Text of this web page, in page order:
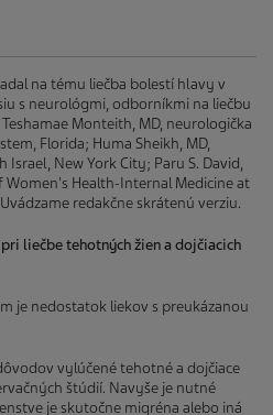
na tému liečba bolestí hlavy v
s neurológmi, odborníkmi na liečbu
Monteith, MD, neurologička
Florida; Huma Sheikh, MD,
New York City; Paru S. David,
Women's Health-Internal Medicine at
redakčne skrátenú verziu.
liečbe tehotných žien a dojčiacich
je nedostatok liekov s preukázanou
vylúčené tehotné a dojčiace
štúdií. Navyše je nutné
je skutočne migréna alebo iná